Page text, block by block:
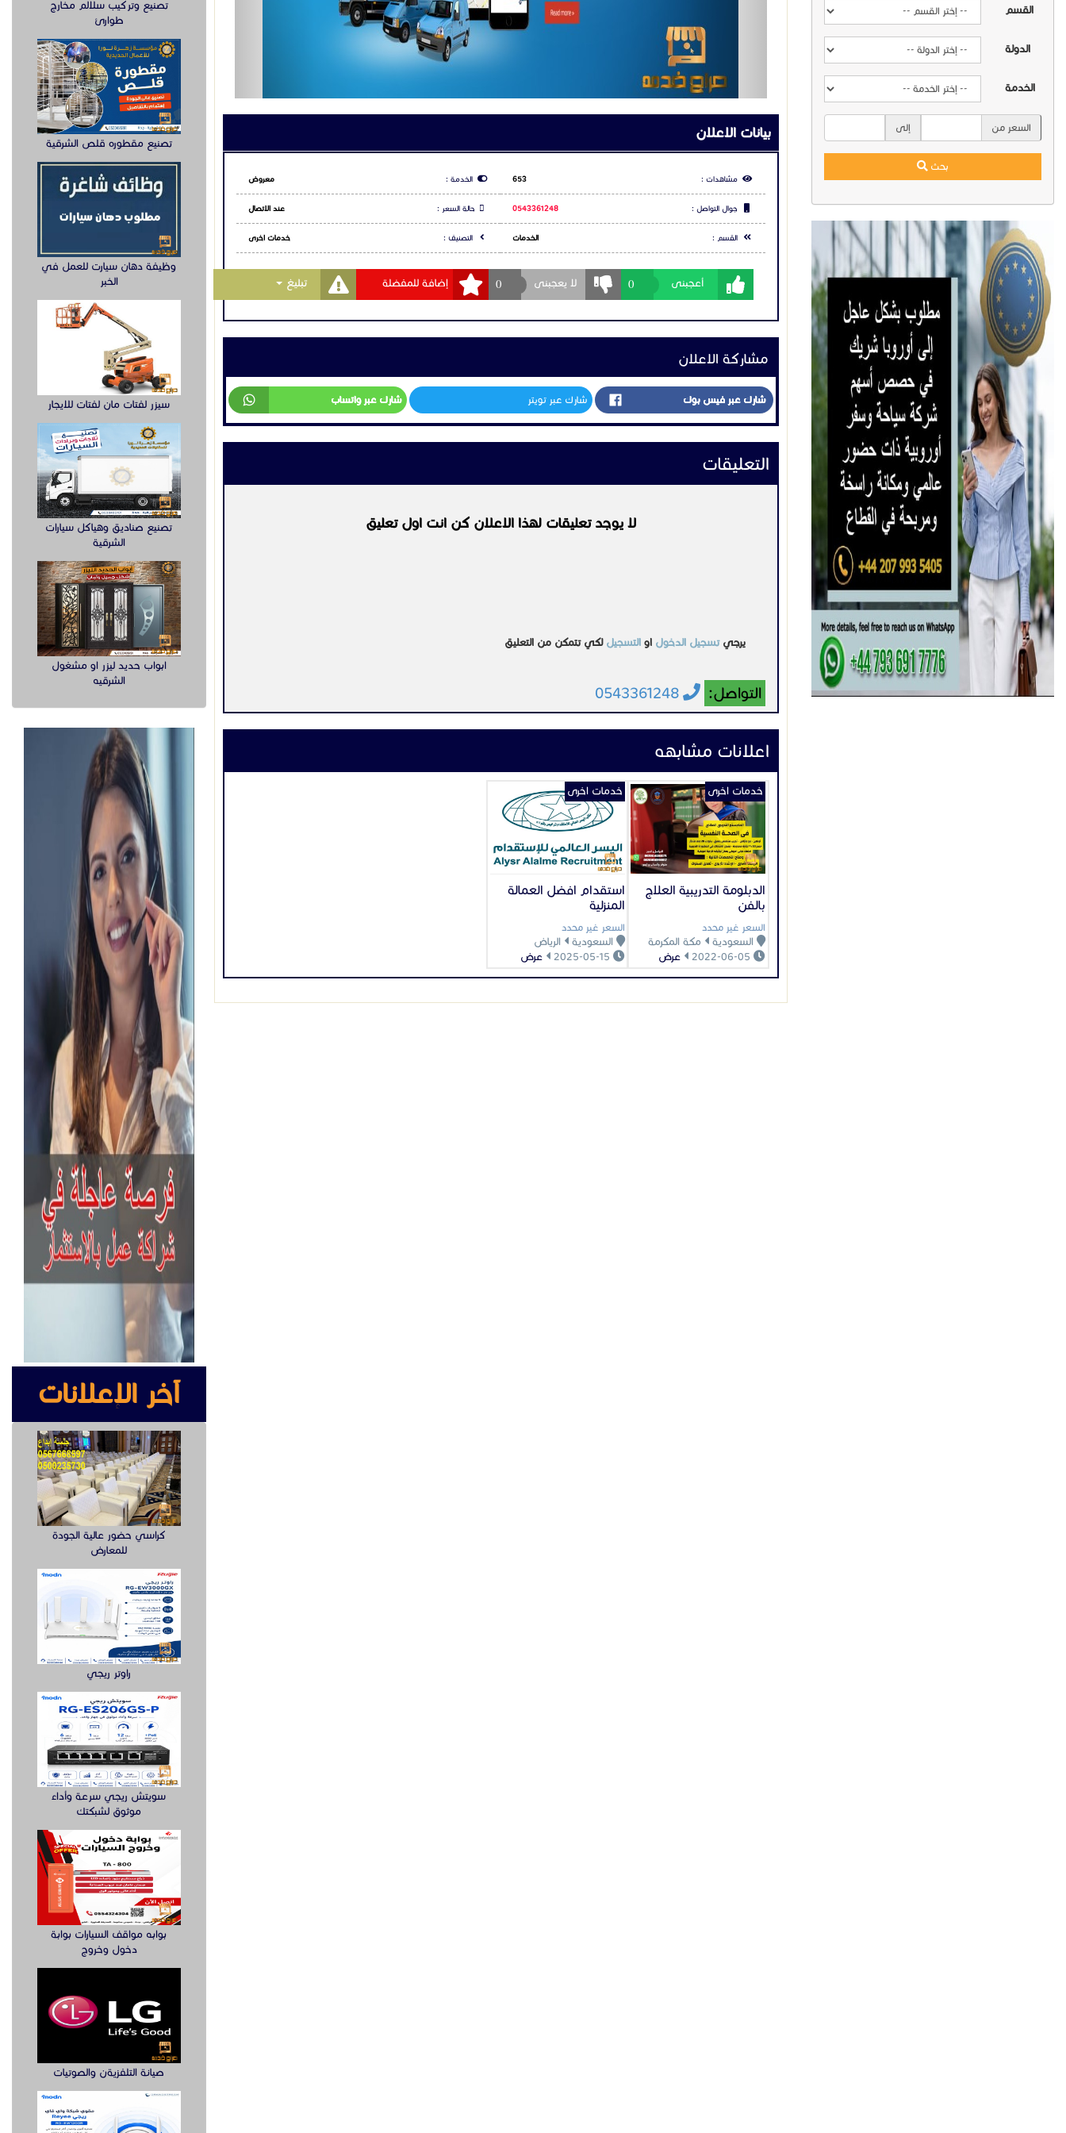
القسم
الدولة
الخدمة
السعر من إلى
بحث
#تتبع_المركبات 🚛📍 #إدارة_الأسطول 🔍 #نظام_تتبع #تقنية_المركبات #مراقبة_الأسطول #توفير_الوقود
#أمان_المركبات 🚦 #تحكم_كامل #GPS_متقدم 📡 #إدارة_الشركات #حلول_ذكية #كفاءة_التشغيل
#تكنولوجيا_المستقبل
بيانات الاعلان
مشاهدات : 653 الخدمة : معروض
جوال التواصل : 0543361248 حالة السعر : عند الاتصال
القسم : الخدمات التصنيف : خدمات اخرى
أعجبنى 0 لا يعجبنى 0 إضافة للمفضلة تبليغ Toggle Dropdown
مشاركة الاعلان
شارك عبر فيس بوك شارك عبر تويتر شارك عبر واتساب
التعليقات
لا يوجد تعليقات لهذا الاعلان كن انت اول تعليق
يرجيتسجيل الدخول او التسجيل لكي تتمكن من التعليق
التواصل: 0543361248
اعلانات مشابهه
الدبلومة التدريبية العلاج
بالفن
السعر غير محدد
السعودية
مكة المكرمة
عرض
خدمات اخرى
استقدام افضل العمالة
المنزلية
السعر غير محدد
السعودية
الرياض
2025-05-15
عرض
خدمات اخرى
تصنيع وتركيب سلالم مخارج
طوارئ
تصنيع مقطوره قلص الشرقية
وظيفة دهان سيارت للعمل في
الخبر
سيزر لفتات مان لفتات للايجار
تصنيع صناديق وهياكل سيارات
الشرقية
ابواب حديد ليزر او مشغول
الشرقيه
آخر الإعلانات
كراسي حضور عالية الجودة
للمعارض
راوتر ريجي
سويتش ريجي سرعة وأداء
موثوق لشبكتك
بوابه مواقف السيارات بوابة
دخول وخروج
صيانة التلفزيةن والصوتيات